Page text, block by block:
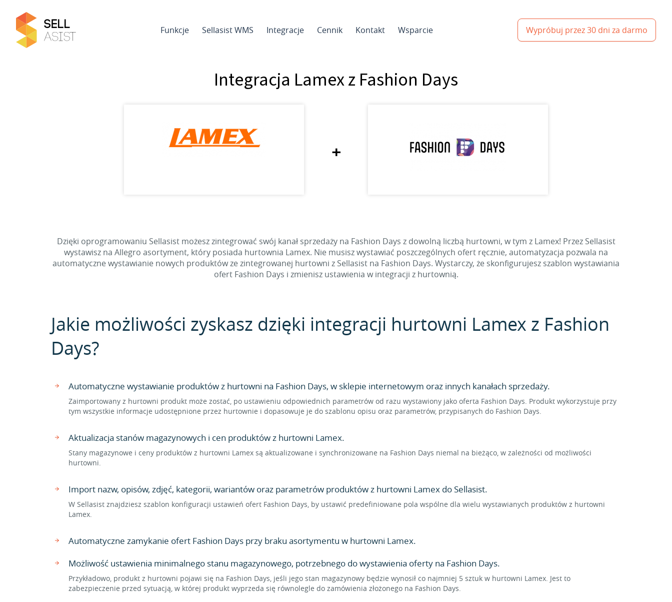
Funkcje Sellasist WMS Integracje Cennik Kontakt Wsparcie Wypróbuj przez 30 dni za darmo
Integracja Lamex z Fashion Days
+
Dzięki oprogramowaniu Sellasist możesz zintegrować swój kanał sprzedaży na Fashion Days z dowolną liczbą hurtowni, w tym z Lamex! Przez Sellasist
wystawisz na Allegro asortyment, który posiada hurtownia Lamex. Nie musisz wystawiać poszczególnych ofert ręcznie, automatyzacja pozwala na
automatyczne wystawianie nowych produktów ze zintegrowanej hurtowni z Sellasist na Fashion Days. Wystarczy, że skonfigurujesz szablon wystawiania
ofert Fashion Days i zmienisz ustawienia w integracji z hurtownią.
Jakie możliwości zyskasz dzięki integracji hurtowni Lamex z Fashion
Days?
Automatyczne wystawianie produktów z hurtowni na Fashion Days, w sklepie internetowym oraz innych kanałach sprzedaży.
Zaimportowany z hurtowni produkt może zostać, po ustawieniu odpowiednich parametrów od razu wystawiony jako oferta Fashion Days. Produkt wykorzystuje przy
tym wszystkie informacje udostępnione przez hurtownie i dopasowuje je do szablonu opisu oraz parametrów, przypisanych do Fashion Days.
Aktualizacja stanów magazynowych i cen produktów z hurtowni Lamex.
Stany magazynowe i ceny produktów z hurtowni Lamex są aktualizowane i synchronizowane na Fashion Days niemal na bieżąco, w zależności od możliwości
hurtowni.
Import nazw, opisów, zdjęć, kategorii, wariantów oraz parametrów produktów z hurtowni Lamex do Sellasist.
W Sellasist znajdziesz szablon konfiguracji ustawień ofert Fashion Days, by ustawić predefiniowane pola wspólne dla wielu wystawianych produktów z hurtowni
Lamex.
Automatyczne zamykanie ofert Fashion Days przy braku asortymentu w hurtowni Lamex.
Możliwość ustawienia minimalnego stanu magazynowego, potrzebnego do wystawienia oferty na Fashion Days.
Przykładowo, produkt z hurtowni pojawi się na Fashion Days, jeśli jego stan magazynowy będzie wynosił co najmniej 5 sztuk w hurtowni Lamex. Jest to
zabezpieczenie przed sytuacją, w której produkt wyprzeda się równolegle do zamówienia złożonego na Fashion Days.